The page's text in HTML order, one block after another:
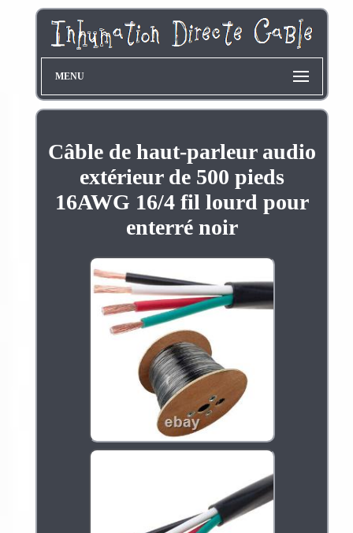
MENU
Câble de haut-parleur audio
extérieur de 500 pieds
16AWG 16/4 fil lourd pour
enterré noir